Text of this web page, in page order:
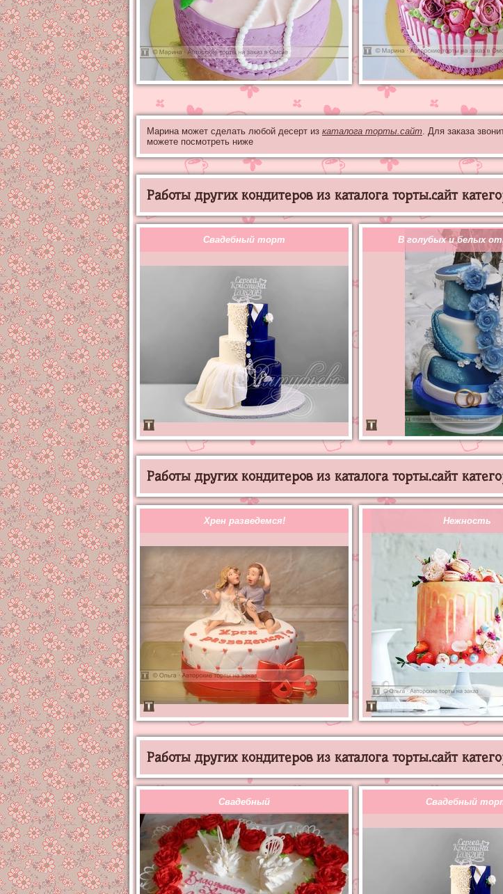
Марина может сделать любой десерт из каталога торты.сайт . Для заказа
можете посмотреть ниже
Работы других кондитеров из каталога торты.сайт
Свадебный торт В голубых и белых
Работы других кондитеров из каталога торты.сайт
Хрен разведемся! Нежность
Работы других кондитеров из каталога торты.сайт
Свадебный Свадебный